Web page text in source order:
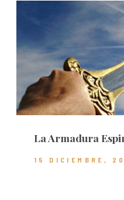
La Armadura
15 DICIEMBRE,